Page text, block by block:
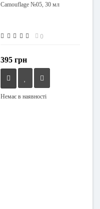
Camouflage №05, 30 мл
0
395 грн
Немає в наявності